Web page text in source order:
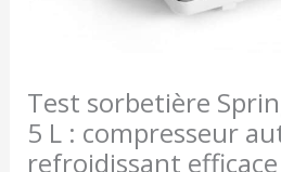
Test sorbetière
5 L : compresseur
refroidissant efficace